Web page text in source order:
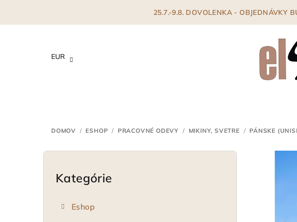
25.7.-9.8. DOVOLENKA - OBJEDNÁVKY
EUR
DOMOV / ESHOP / PRACOVNÉ ODEVY / MIKINY, SVETRE / PÁNSKE
B
Preskočiť
kategórie
Kategórie
Eshop